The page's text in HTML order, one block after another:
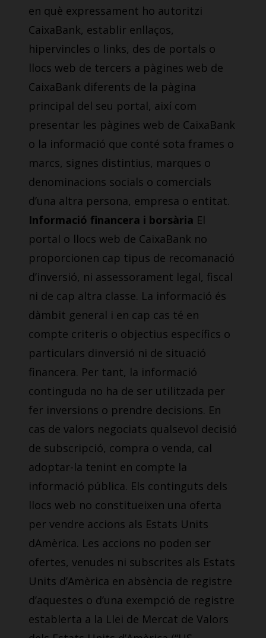
en què expressament ho autoritzi
CaixaBank, establir enllaços,
hipervincles o links, des de portals o
llocs web de tercers a pàgines web de
CaixaBank diferents de la pàgina
principal del seu portal, així com
presentar les pàgines web de CaixaBank
o la informació que conté sota frames o
marcs, signes distintius, marques o
denominacions socials o comercials
d’una altra persona, empresa o entitat.
Informació financera i borsària El
portal o llocs web de CaixaBank no
proporcionen cap tipus de recomanació
d’inversió, ni assessorament legal, fiscal
ni de cap altra classe. La informació és
dàmbit general i en cap cas té en
compte criteris o objectius específics o
particulars dinversió ni de situació
financera. Per tant, la informació
continguda no ha de ser utilitzada per
fer inversions o prendre decisions. En
cas de valors negociats qualsevol decisió
de subscripció, compra o venda, cal
adoptar-la tenint en compte la
informació pública. Els continguts dels
llocs web no constitueixen una oferta
per vendre accions als Estats Units
dAmèrica. Les accions no poden ser
ofertes, venudes ni subscrites als Estats
Units d’Amèrica en absència de registre
d’aquestes o d’una exempció de registre
establerta a la Llei de Mercat de Valors